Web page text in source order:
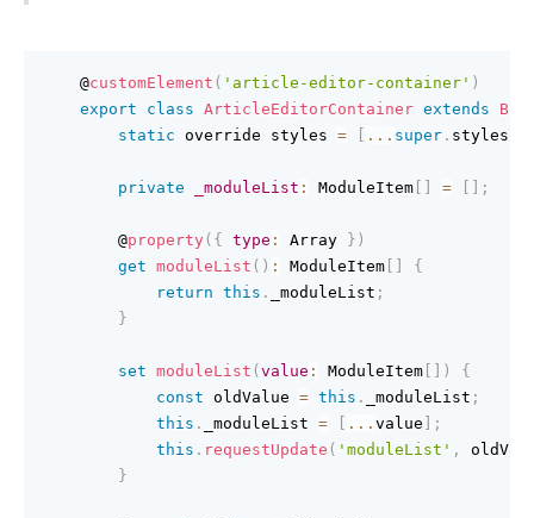
    @
customElement ( 'article-editor-container' )
export
class ArticleEditorContainer extends
static override styles = ... super . styles
private _moduleList : ModuleItem = ;
        @
property ( { type : Array } )
get moduleList ( ) : ModuleItem
{
return this . _moduleList ;
}
set moduleList ( value : ModuleItem )
{
const oldValue = this . _moduleList ;
this . _moduleList = ... value
;
this . requestUpdate ( 'moduleList' ,
}